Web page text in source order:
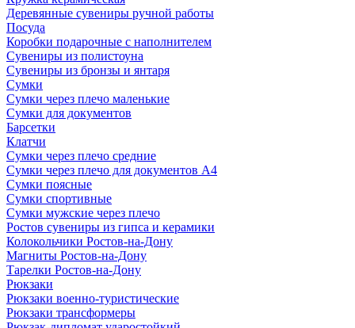
Деревянные сувениры ручной работы
Посуда
Коробки подарочные с наполнителем
Сувениры из полистоуна
Сувениры из бронзы и янтаря
Сумки
Сумки через плечо маленькие
Сумки для документов
Барсетки
Клатчи
Сумки через плечо средние
Сумки через плечо для документов А4
Сумки поясные
Сумки спортивные
Сумки мужские через плечо
Ростов сувениры из гипса и керамики
Колокольчики Ростов-на-Дону
Магниты Ростов-на-Дону
Тарелки Ростов-на-Дону
Рюкзаки
Рюкзаки военно-туристические
Рюкзаки трансформеры